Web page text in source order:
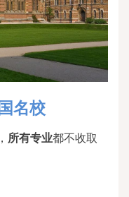
名校
所有专业都不收取